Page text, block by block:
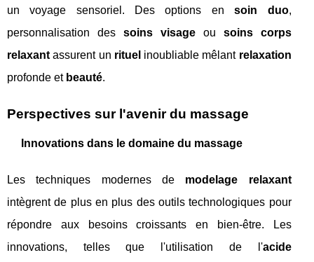
un voyage sensoriel. Des options ensoin duo,
personnalisation des soins visageou soins corps
relaxant assurent un rituel inoubliable mêlant relaxation
profonde et beauté.
Perspectives sur l'avenir du massage
Innovations dans le domaine du massage
Les techniques modernes de modelage relaxant
intègrent de plus en plus des outils technologiques pour
répondre aux besoins croissants en bien-être. Les
innovations, telles que l'utilisation de l'acide